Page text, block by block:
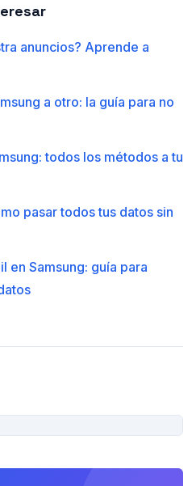
anuncios? Aprende a
a otro: la guía para no
todos los métodos a tu
pasar todos tus datos sin
en Samsung: guía para